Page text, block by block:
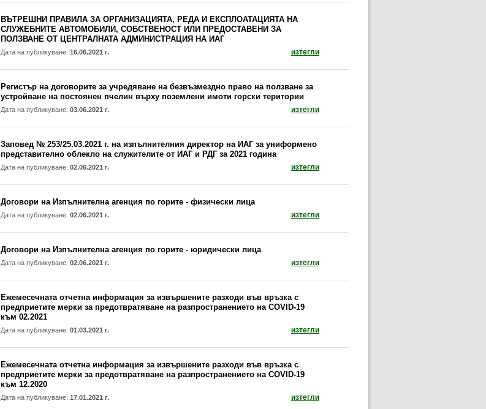
ВЪТРЕШНИ ПРАВИЛА ЗА ОРГАНИЗАЦИЯТА, РЕДА И ЕКСПЛОАТАЦИЯТА НА
СЛУЖЕБНИТЕ АВТОМОБИЛИ, СОБСТВЕНОСТ ИЛИ ПРЕДОСТАВЕНИ ЗА
ПОЛЗВАНЕ ОТ ЦЕНТРАЛНАТА АДМИНИСТРАЦИЯ НА ИАГ
Дата на публикуване: 16.06.2021 г. изтеглидокумент: ВЪТРЕШНИ ПРАВИЛА ЗА
Регистър на договорите за учредяване на безвъзмездно право на ползване за
устройване на постоянен пчелин върху поземлени имоти горски територии
Дата на публикуване: 03.06.2021 г. изтеглидокумент: Регистър на договорите за
Заповед № 253/25.03.2021 г. на изпълнителния директор на ИАГ за униформено
представително облекло на служителите от ИАГ и РДГ за 2021 година
Дата на публикуване: 02.06.2021 г. изтеглидокумент: Заповед № 253/25.03.2021 г. на
Договори на Изпълнителна агенция по горите - физически лица
Дата на публикуване: 02.06.2021 г. изтеглидокумент: Договори на Изпълнителна
Договори на Изпълнителна агенция по горите - юридически лица
Дата на публикуване: 02.06.2021 г. изтеглидокумент: Договори на Изпълнителна
Ежемесечната отчетна информация за извършените разходи във връзка с
предприетите мерки за предотвратяване на разпространението на COVID-19
към 02.2021
Дата на публикуване: 01.03.2021 г. изтеглидокумент: Ежемесечната отчетна
Ежемесечната отчетна информация за извършените разходи във връзка с
предприетите мерки за предотвратяване на разпространението на COVID-19
към 12.2020
Дата на публикуване: 17.01.2021 г. изтеглидокумент: Ежемесечната отчетна